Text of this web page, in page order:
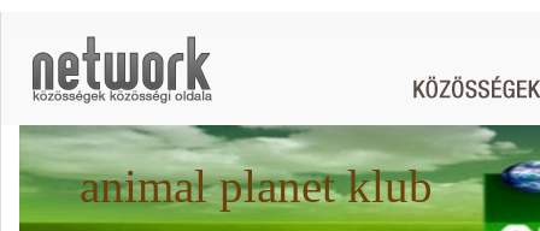
animal planet klub